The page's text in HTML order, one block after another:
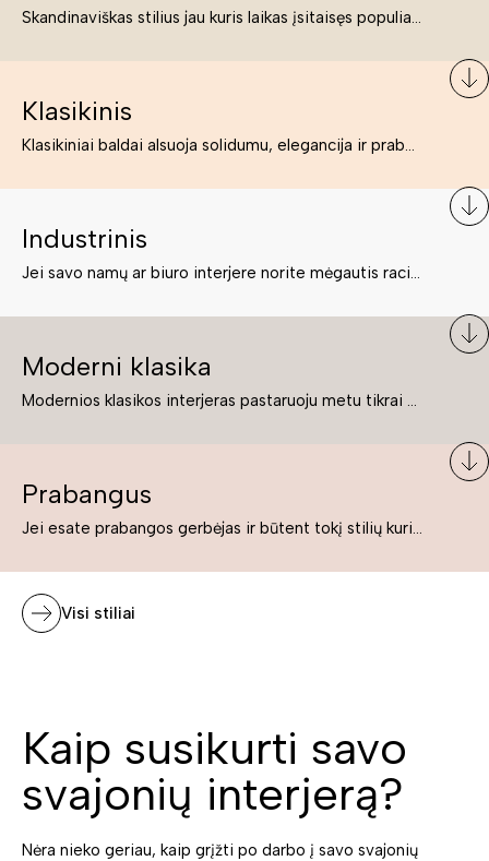
Skandinaviškas stilius jau kuris laikas įsitaisęs populiariausiųjų sąraše. Namai, butai labai dažnai įrengiami remiantis būtent šio stiliaus ypatumais. Dėl švelnių spalvų, praktiškumo ir estetikos jis masina tuos, kurie neabejingi šviesiem ar neutralių spalvų koloritui, paprastumui, funkcionalumui, natūralumui ir stilingai estetikai. Platų skandinaviškų baldų spektrą rasite „Deinavos baldų“ asortimente.
Klasikinis
Klasikiniai baldai alsuoja solidumu, elegancija ir prabanga. Paprastai jie būna masyvūs, kuria didybės įspūdį. Neabejotinai jie bus geriausias pasirinkimas estetiškam ir rafinuotam klasikiniam namų interjerui. Kartais klasikiniai baldai traktuojami kaip senoviniai, bet tai ne tiesa – klasika yra stilius, neišsemiama elegancija ir rafinuotumas.
Industrinis
Jei savo namų ar biuro interjere norite mėgautis racionaliai išnaudotomis erdvėmis, funkcionalumu ir esate neabejingi tamsesniam koloritui bei praktiškiems sprendimams, tuomet industrinis stilius bus būtent tai, ko Jums reikia. O industrinio stiliaus baldus išsirinksite mūsų asortimente.
Moderni klasika
Modernios klasikos interjeras pastaruoju metu tikrai yra „ant bangos“. Tie, kurie nenori pernelyg nutolti nuo klasikos, bet drauge žavisi šiuolaikiškais sprendimais, su malonumu savo namuose kuria klasikos ir modernaus interjero tandemą – elegantišką, subtilų ir žavingą.
Prabangus
Jei esate prabangos gerbėjas ir būtent tokį stilių kuriate savo namuose ar biure, tuomet solidūs, prabangūs baldai nepriekaištingai įsilies į Jūsų kuriamą interjerą.
Visi stiliai
Kaip susikurti savo
svajonių interjerą?
Nėra nieko geriau, kaip grįžti po darbo į savo svajonių